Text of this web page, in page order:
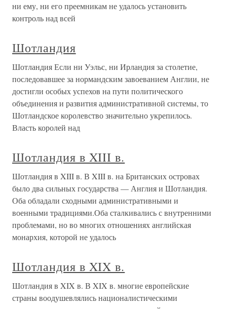
ни ему, ни его преемникам не удалось установить
контроль над всей
Шотландия
Шотландия Если ни Уэльс, ни Ирландия за столетие,
последовавшее за нормандским завоеванием Англии, не
достигли особых успехов на пути политического
объединения и развития административной системы, то
Шотландское королевство значительно укрепилось.
Власть королей над
Шотландия в XIII в.
Шотландия в XIII в. В XIII в. на Британских островах
было два сильных государства — Англия и Шотландия.
Оба обладали сходными административными и
военными традициями.Оба сталкивались с внутренними
проблемами, но во многих отношениях английская
монархия, которой не удалось
Шотландия в XIX в.
Шотландия в XIX в. В XIX в. многие европейские
страны воодушевлялись националистическими